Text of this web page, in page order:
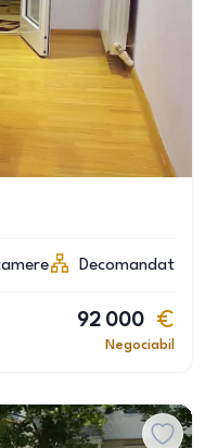
Decomandat
92 000
Negociabil